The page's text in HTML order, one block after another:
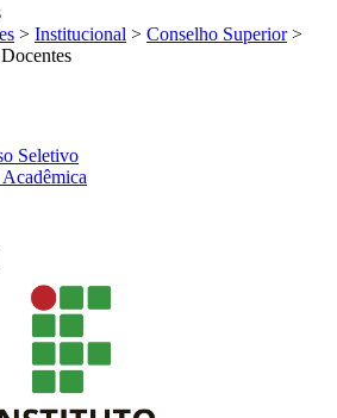
> Institucional > Conselho Superior >
Seletivo
Acadêmica